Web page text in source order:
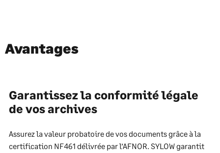
Avantages
Garantissez la conformité légale
de vos archives
Assurez la valeur probatoire de vos documents grâce à la
certification NF461 délivrée par l’AFNOR. SYLOW garantit